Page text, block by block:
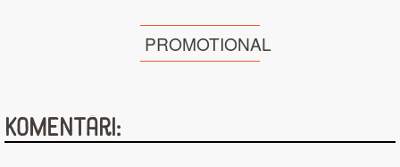
PROMOTIONAL
Komentāri: